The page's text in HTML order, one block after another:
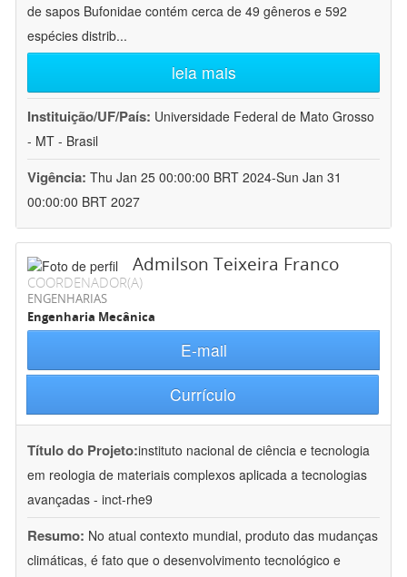
de sapos Bufonidae contém cerca de 49 gêneros e 592
espécies distrib...
leia mais
Instituição/UF/País: Universidade Federal de Mato Grosso
- MT - Brasil
Vigência: Thu Jan 25 00:00:00 BRT 2024-Sun Jan 31
00:00:00 BRT 2027
Admilson Teixeira Franco
COORDENADOR(A)
ENGENHARIAS
Engenharia Mecânica
E-mail
Currículo
Título do Projeto:instituto nacional de ciência e tecnologia
em reologia de materiais complexos aplicada a tecnologias
avançadas - inct-rhe9
Resumo: No atual contexto mundial, produto das mudanças
climáticas, é fato que o desenvolvimento tecnológico e